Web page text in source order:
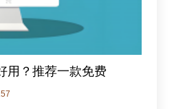
用？推荐一款免费